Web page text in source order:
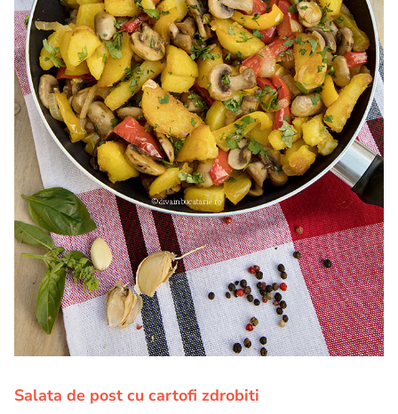
Salata de post cu cartofi zdrobiti